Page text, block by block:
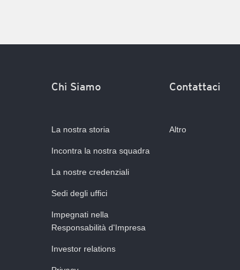
Chi Siamo
La nostra storia
Incontra la nostra squadra
La nostre credenziali
Sedi degli uffici
Impegnati nella
Responsabilità d'Impresa
Investor relations
Contattaci
Altro